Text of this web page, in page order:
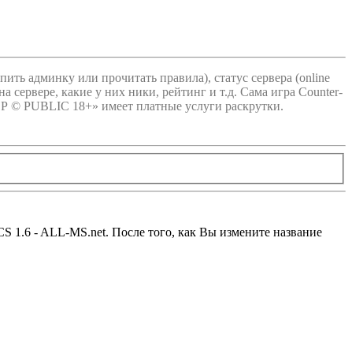
админку или прочитать правила), статус сервера (online
сервере, какие у них ники, рейтинг и т.д. Сама игра Counter-
© PUBLIC 18+» имеет платные услуги раскрутки.
1.6 - ALL-MS.net. После того, как Вы измените название